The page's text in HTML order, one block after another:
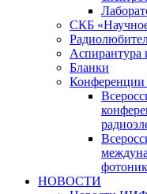
СКБ
Аспирантура
Бланки
НОВОСТИ